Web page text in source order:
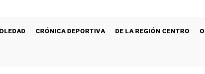
CRÓNICA DEPORTIVA DE LA REGIÓN CENTRO